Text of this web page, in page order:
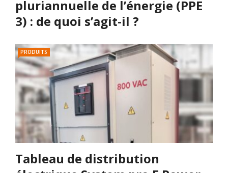
pluriannuelle de l’énergie (PPE
3) : de quoi s’agit-il ?
PRODUITS
Tableau de distribution